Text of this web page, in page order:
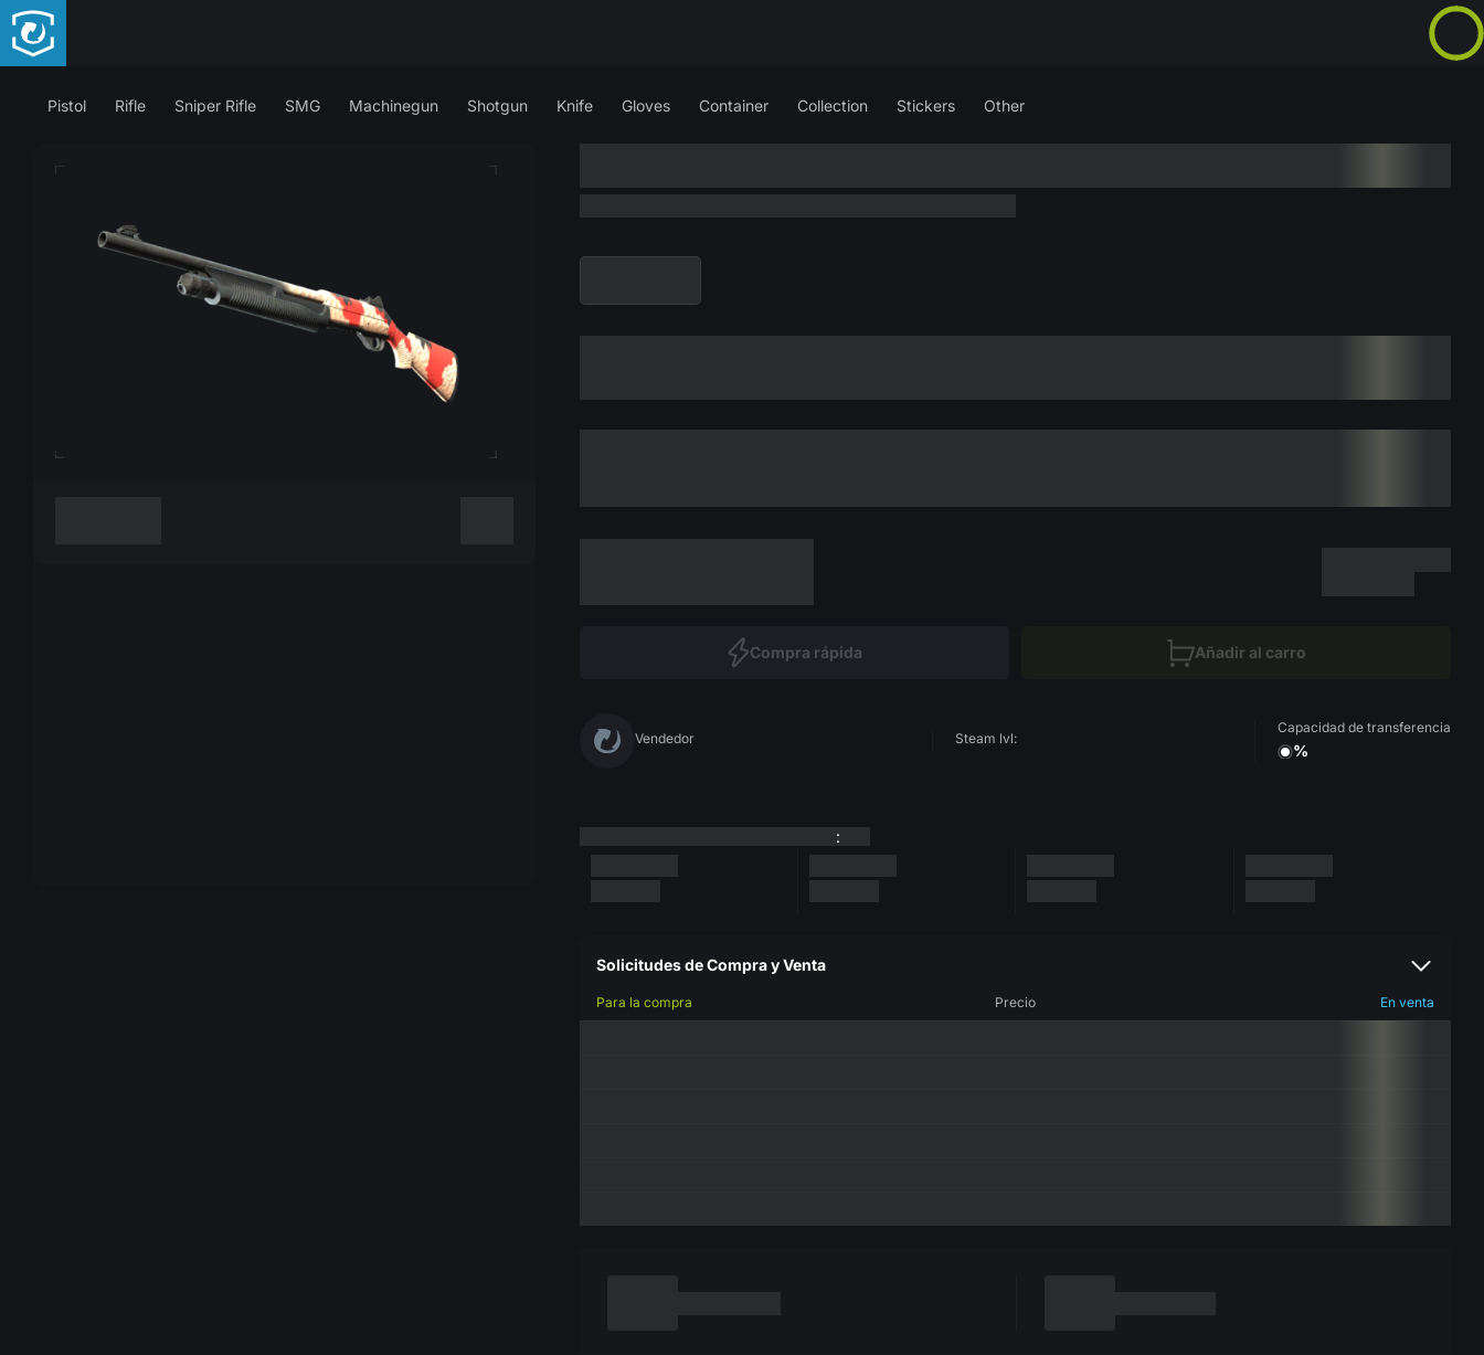
Pistol Rifle Sniper Rifle SMG Machinegun Shotgun Knife Gloves Container Collection Stickers Other
Compra rápida Añadir al carro
Vendedor Steam lvl:
Capacidad de transferencia
%
:
Solicitudes de Compra y Venta
Para la compra Precio En venta